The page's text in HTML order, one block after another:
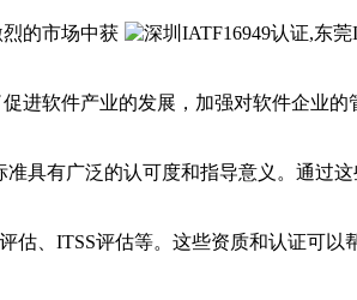
的市场中获
进软件产业的发展，加强对软件企业
具有广泛的认可度和指导意义。通过
、ITSS评估等。这些资质和认证可